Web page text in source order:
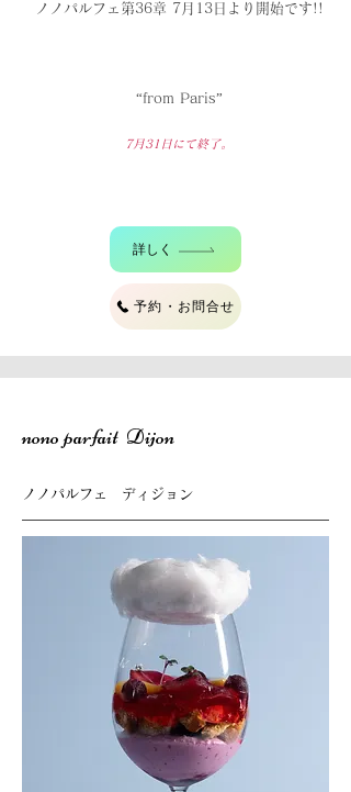
ノノパルフェ第36章 7月13日より開始です!!
“from Paris”
7月31 日にて終了。
詳しく
予約・お問合せ
nono parfait Dijon
ノノパルフェ ディジョン